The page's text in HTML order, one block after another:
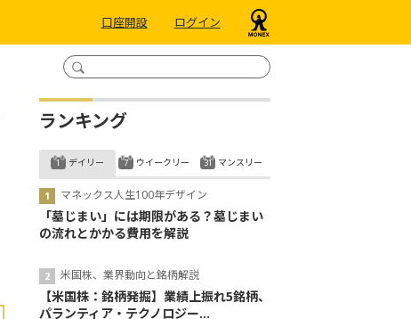
口座開設 ログイン
ランキング
デイリー
マネックス人生100年デザイン
「墓じまい」には期限がある？墓じまい
の流れとかかる費用を解説
米国株、業界動向と銘柄解説
【米国株：銘柄発掘】業績上振れ5銘柄、
パランティア・テクノロジー...
ウイークリー マンスリー